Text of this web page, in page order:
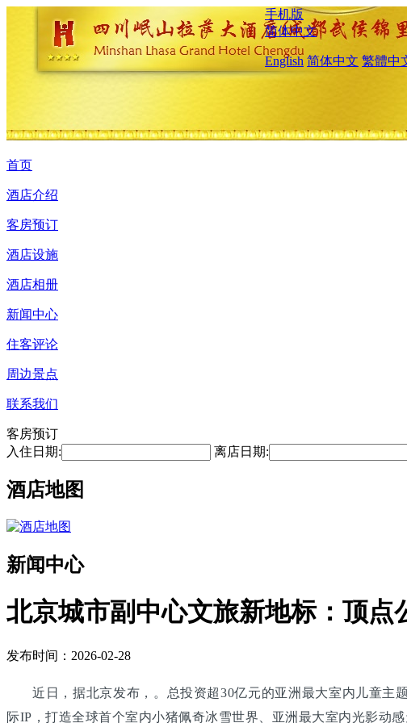
手机版
简体中文
English 简体中文 繁體中
首页
酒店介绍
客房预订
酒店设施
酒店相册
新闻中心
住客评论
周边景点
联系我们
客房预订
入住日期:
离店日期:
酒店地图
新闻中心
北京城市副中心文旅新地标：顶点
发布时间：2026-02-28
近日，据北京发布，。总投资超30亿元的亚洲最大室内儿童
际IP，打造全球首个室内小猪佩奇冰雪世界、亚洲最大室内光影动